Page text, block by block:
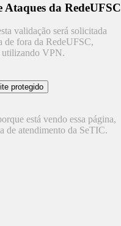
Ataques da RedeUFSC
validação será solicitada
de fora da RedeUFSC,
utilizando VPN.
está vendo essa página,
de atendimento da SeTIC.